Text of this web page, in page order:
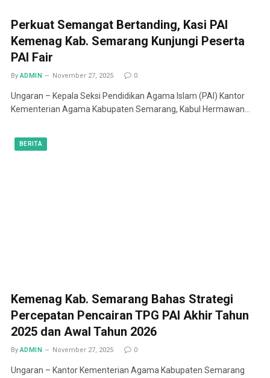
Perkuat Semangat Bertanding, Kasi PAI
Kemenag Kab. Semarang Kunjungi Peserta
PAI Fair
By ADMIN November 27, 2025 0
Ungaran – Kepala Seksi Pendidikan Agama Islam (PAI) Kantor
Kementerian Agama Kabupaten Semarang, Kabul Hermawan…
BERITA
Kemenag Kab. Semarang Bahas Strategi
Percepatan Pencairan TPG PAI Akhir Tahun
2025 dan Awal Tahun 2026
By ADMIN November 27, 2025 0
Ungaran – Kantor Kementerian Agama Kabupaten Semarang